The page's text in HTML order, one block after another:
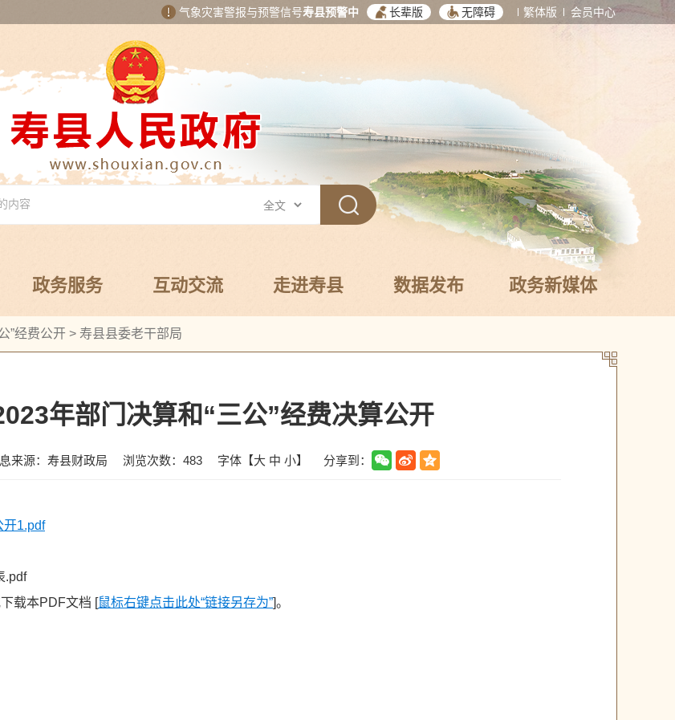
气象灾害警报与预警信号寿县预警中 长辈版 无障碍 繁体版 会员中心
政务服务 互动交流 走进寿县 数据发布 政务新媒体
”经费公开 > 寿县县委老干部局
年部门决算和“三公”经费决算公开
来源：寿县财政局 浏览次数： 483 字体【大 中 小】 分享到：
开1.pdf
.pdf
载本PDF文档 [鼠标右键点击此处“链接另存为”]。